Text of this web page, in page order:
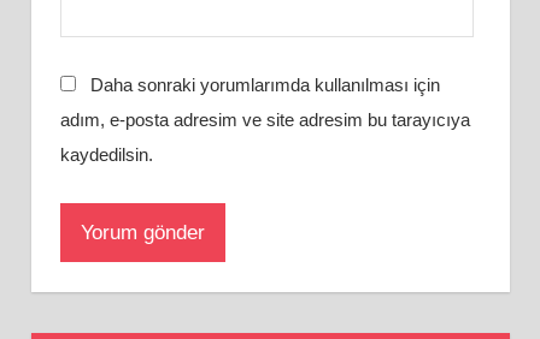
Daha sonraki yorumlarımda kullanılması için
adım, e-posta adresim ve site adresim bu tarayıcıya
kaydedilsin.